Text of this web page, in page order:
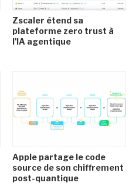
Zscaler étend sa
plateforme zero trust à
l'IA agentique
Apple partage le code
source de son chiffrement
post-quantique